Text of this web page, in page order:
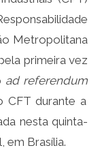
Metropolitana
primeira vez
ad referendum
CFT durante a
nesta quinta-
em Brasília.